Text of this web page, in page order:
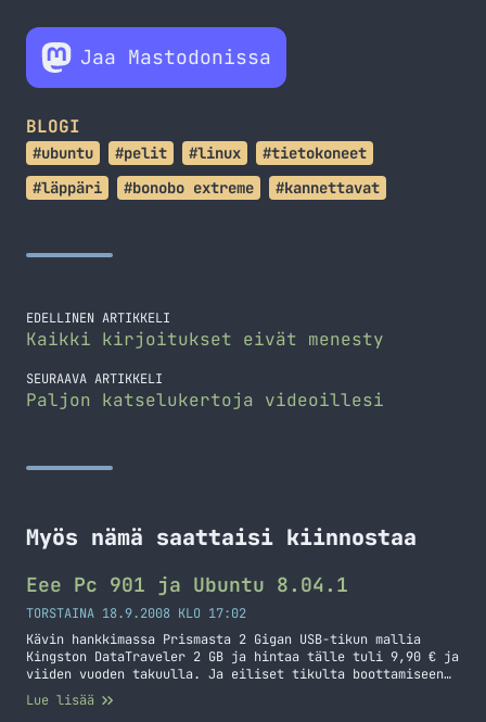
Jaa Mastodonissa
BLOGI
#ubuntu #pelit #linux
#tietokoneet
#läppäri
#bonobo extreme #kannettavat
EDELLINEN ARTIKKELI
Kaikki kirjoitukset eivät menesty
SEURAAVA ARTIKKELI
Paljon katselukertoja videoillesi
Myös nämä saattaisi kiinnostaa
Eee Pc 901 ja Ubuntu 8.04.1
TORSTAINA 18.9.2008 KLO 17:02
Kävin hankkimassa Prismasta 2 Gigan USB-tikun mallia
Kingston DataTraveler 2 GB ja hintaa tälle tuli 9,90 € ja
viiden vuoden takuulla. Ja eiliset tikulta boottamiseen
liittyvät ongelmat katosivat ja pääsin asentamaan Ubuntua
Eeelleni. Muokkaukset: Kohdassa 6. korjattu virheellinen
Lue lisää